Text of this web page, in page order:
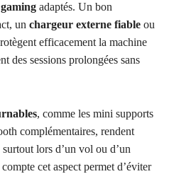
gaming adaptés. Un bon
un chargeur externe fiable ou
efficacement la machine
des sessions prolongées sans
, comme les mini supports
complémentaires, rendent
lors d’un vol ou d’un
cet aspect permet d’éviter